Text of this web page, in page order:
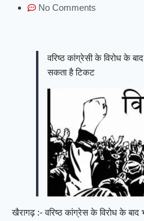
No Comments
वरिष्ठ कांग्रेसी के विरोध के
सकता है टिकट
खैरागढ़ :- वरिष्ठ कांग्रेस के विरोध के बाद